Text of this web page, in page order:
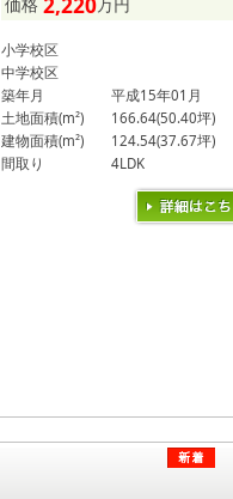
小学校区
中学校区
築年月
平成15年01月
土地面積(m²)
166.64(50.40坪)
建物面積(m²)
124.54(37.67坪)
間取り
4LDK